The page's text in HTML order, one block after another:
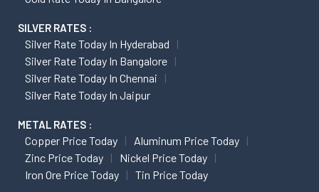
SILVER RATES :
Silver Rate Today In Hyderabad
Silver Rate Today In Bangalore
Silver Rate Today In Chennai
Silver Rate Today In Jaipur
METAL RATES :
Copper Price Today
Aluminum Price Today
Zinc Price Today
Nickel Price Today
Iron Ore Price Today
Tin Price Today